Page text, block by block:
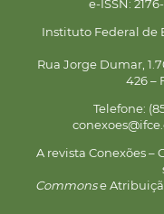
e-ISSN:
Instituto Federal de
Rua Jorge Dumar,
426 –
Telefone:
A revista Conexões –
Commonse